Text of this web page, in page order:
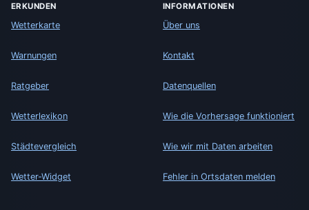
ERKUNDEN
Wetterkarte
Warnungen
Ratgeber
Wetterlexikon
Städtevergleich
Wetter-Widget
INFORMATIONEN
Über uns
Kontakt
Datenquellen
Wie die Vorhersage funktioniert
Wie wir mit Daten arbeiten
Fehler in Ortsdaten melden